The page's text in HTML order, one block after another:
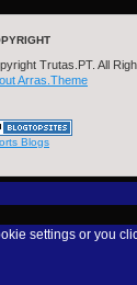
Trutas.PT. All
Arras.Theme
Blogs
settings or you